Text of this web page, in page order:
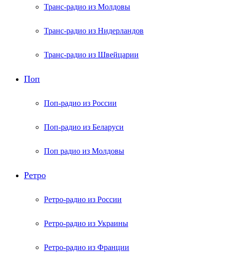
Транс-радио из Молдовы
Транс-радио из Нидерландов
Транс-радио из Швейцарии
Поп
Поп-радио из России
Поп-радио из Беларуси
Поп радио из Молдовы
Ретро
Ретро-радио из России
Ретро-радио из Украины
Ретро-радио из Франции